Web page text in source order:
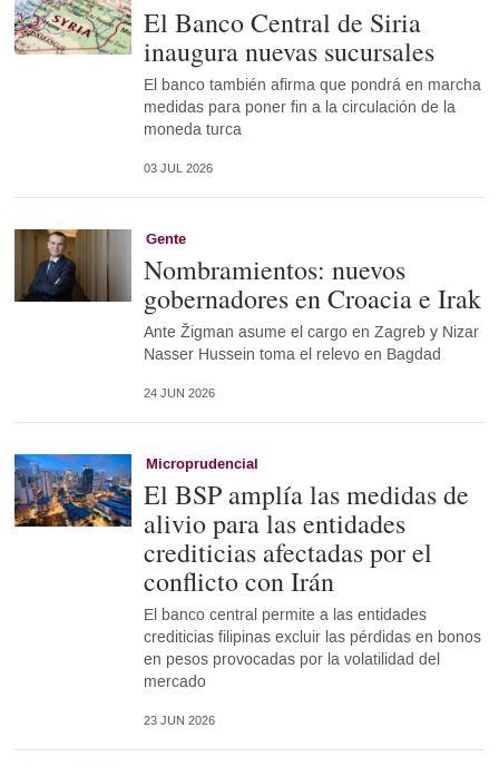
El Banco Central de Siria
inaugura nuevas sucursales
El banco también afirma que pondrá en marcha
medidas para poner fin a la circulación de la
moneda turca
03 JUL 2026
Gente
Nombramientos: nuevos
gobernadores en Croacia e Irak
Ante Žigman asume el cargo en Zagreb y Nizar
Nasser Hussein toma el relevo en Bagdad
24 JUN 2026
Microprudencial
El BSP amplía las medidas de
alivio para las entidades
crediticias afectadas por el
conflicto con Irán
El banco central permite a las entidades
crediticias filipinas excluir las pérdidas en bonos
en pesos provocadas por la volatilidad del
mercado
23 JUN 2026